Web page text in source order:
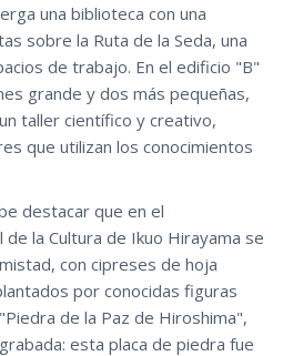
una biblioteca con una
sobre la Ruta de la Seda, una
de trabajo. En el edificio "B"
grande y dos más pequeñas,
taller científico y creativo,
que utilizan los conocimientos
destacar que en el
la Cultura de Ikuo Hirayama se
con cipreses de hoja
por conocidas figuras
de la Paz de Hiroshima",
esta placa de piedra fue